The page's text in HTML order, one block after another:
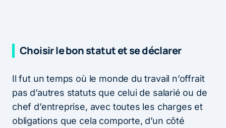
Choisir le bon statut et se déclarer
Il fut un temps où le monde du travail n’offrait
pas d’autres statuts que celui de salarié ou de
chef d’entreprise, avec toutes les charges et
obligations que cela comporte, d’un côté